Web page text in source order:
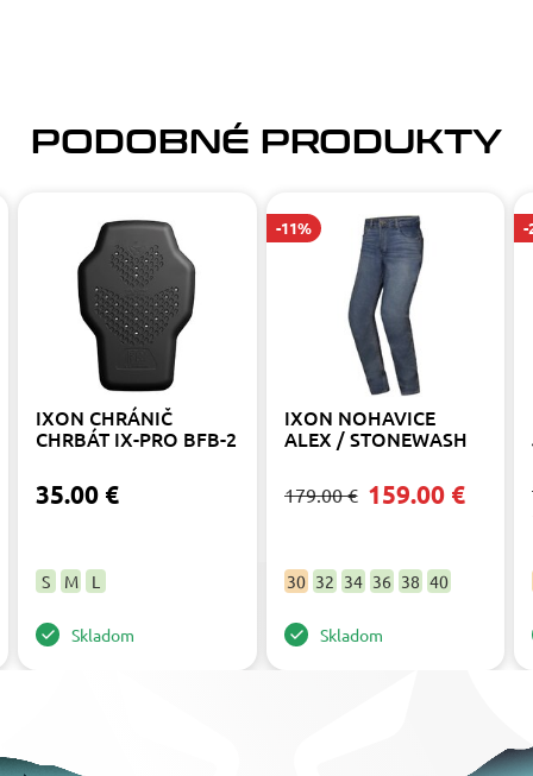
PODOBNÉ PRODUKTY
IXON CHRÁNIČ
CHRBÁT IX-PRO BFB-2
35.00 €
S M L
Skladom
-11%
IXON NOHAVICE
ALEX / STONEWASH
179.00 € 159.00 €
30 32 34 36 38 40
Skladom
-